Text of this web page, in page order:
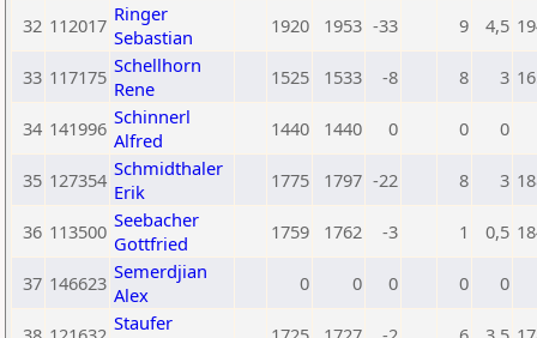
32 112017 Ringer
Sebastian
1920 1953 -33 9 4,5
33 117175 Schellhorn
Rene
1525 1533 -8 8 3
34 141996 Schinnerl
Alfred
1440 1440 0 0 0
35 127354 Schmidthaler
Erik
1775 1797 -22 8 3
36 113500 Seebacher
Gottfried
1759 1762 -3 1 0,5
37 146623 Semerdjian
Alex
0 0 0 0 0
Staufer